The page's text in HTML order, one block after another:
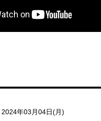
2024年03月04日(月)